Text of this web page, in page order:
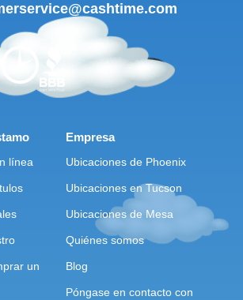
línea
un
Empresa
Ubicaciones de Phoenix
Ubicaciones en Tucson
Ubicaciones de Mesa
Quiénes somos
Blog
Póngase en contacto con